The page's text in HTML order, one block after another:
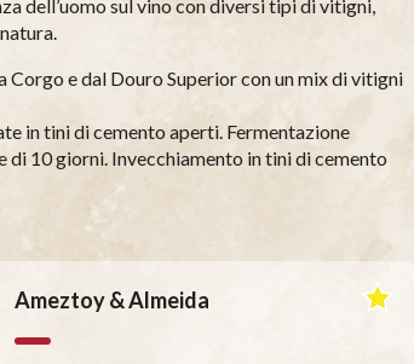
dell’uomo sul vino con diversi tipi di vitigni,
Corgo e dal Douro Superior con un mix di vitigni
in tini di cemento aperti. Fermentazione
di 10 giorni. Invecchiamento in tini di cemento
Ameztoy & Almeida